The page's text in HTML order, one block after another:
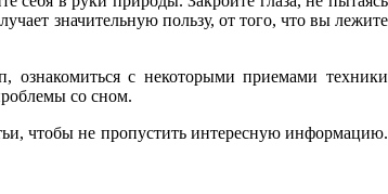
значительную пользу, от того, что вы лежите
ознакомиться с некоторыми приемами техники
со сном.
чтобы не пропустить интересную информацию.